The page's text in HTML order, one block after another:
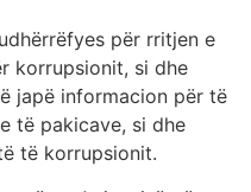
për rritjen e
korrupsionit, si dhe
japë informacion për të
të pakicave, si dhe
të korrupsionit.